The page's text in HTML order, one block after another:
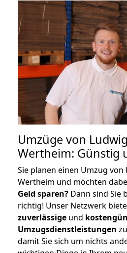
Umzüge von
Wertheim: Günstig
Sie planen einen Umzug
Wertheim und möchten
Geld sparen? Dann sind Sie
richtig! Unser Netzwerk
zuverlässige und
Umzugsdienstleistungen
damit Sie sich um nichts